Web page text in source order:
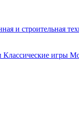
и строительная
Классические игры